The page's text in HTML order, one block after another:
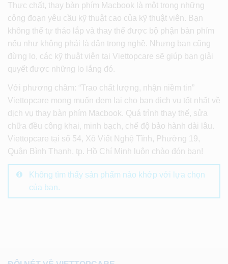
Thực chất, thay bàn phím Macbook là một trong những
công đoạn yêu cầu kỹ thuật cao của kỹ thuật viên. Bạn
không thể tự tháo lắp và thay thế được bộ phận bàn phím
nếu như không phải là dân trong nghề. Nhưng bạn cũng
đừng lo, các kỹ thuật viên tại Viettopcare sẽ giúp bạn giải
quyết được những lo lắng đó.
Với phương châm: “Trao chất lượng, nhận niềm tin”
Viettopcare mong muốn đem lại cho bạn dịch vụ tốt nhất về
dịch vụ thay bàn phím Macbook. Quá trình thay thế, sửa
chữa đều công khai, minh bạch, chế độ bảo hành dài lâu.
Viettopcare tại số 54, Xô Viết Nghệ Tĩnh, Phường 19,
Quận Bình Thạnh, tp. Hồ Chí Minh luôn chào đón bạn!
Không tìm thấy sản phẩm nào khớp với lựa chọn
của bạn.